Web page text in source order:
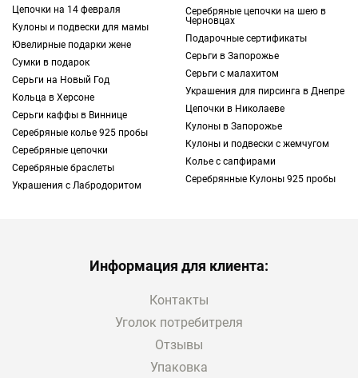
Цепочки на 14 февраля
Кулоны и подвески для мамы
Ювелирные подарки жене
Сумки в подарок
Серьги на Новый Год
Кольца в Херсоне
Серьги каффы в Виннице
Серебряные колье 925 пробы
Серебряные цепочки
Серебряные браслеты
Украшения с Лабродоритом
Серебряные цепочки на шею в
Черновцах
Подарочные сертификаты
Серьги в Запорожье
Серьги с малахитом
Украшения для пирсинга в Днепре
Цепочки в Николаеве
Кулоны в Запорожье
Кулоны и подвески с жемчугом
Колье с сапфирами
Серебрянные Кулоны 925 пробы
Информация для клиента:
Контакты
Уголок потребитреля
Отзывы
Упаковка